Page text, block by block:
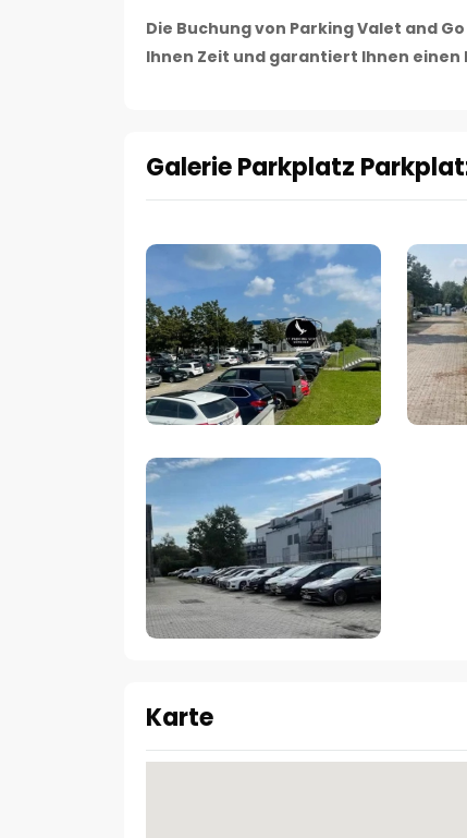
Die Buchung von Parking Valet and
Ihnen Zeit und garantiert Ihnen einen
Galerie Parkplatz
Karte